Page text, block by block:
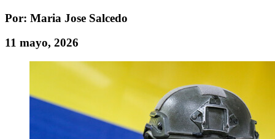
Por: Maria Jose Salcedo
11 mayo, 2026